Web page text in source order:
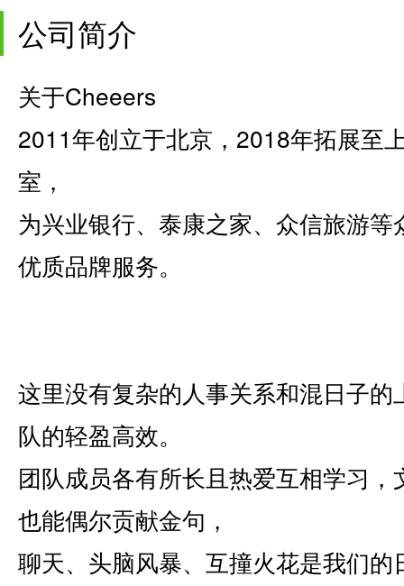
公司简介
关于Cheeers
2011年创立于北京，2018年拓展至
室，
为兴业银行、泰康之家、众信旅游
优质品牌服务。
这里没有复杂的人事关系和混日子
队的轻盈高效。
团队成员各有所长且热爱互相学习
也能偶尔贡献金句，
聊天、头脑风暴、互撞火花是我们的